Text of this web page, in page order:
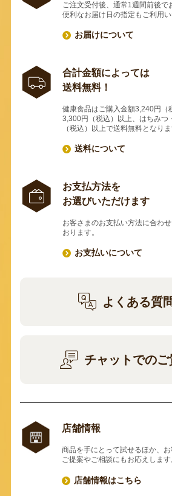
ご注文受付後、通常1週間前後で
便利なお届け日の指定もご利用い
お届けについて
合計金額によっては
送料無料！
健康食品はご購入金額3,240円（
3,300円（税込）以上、はちみつ
（税込）以上で送料無料となりま
送料について
お支払方法を
お選びいただけます
お客さまのお支払い方法に合わ
おります。
お支払いについて
よくある質
チャットでのご
店舗情報
商品を手にとって試せるほか、
ご提案やご相談にもお応えします
店舗情報はこちら